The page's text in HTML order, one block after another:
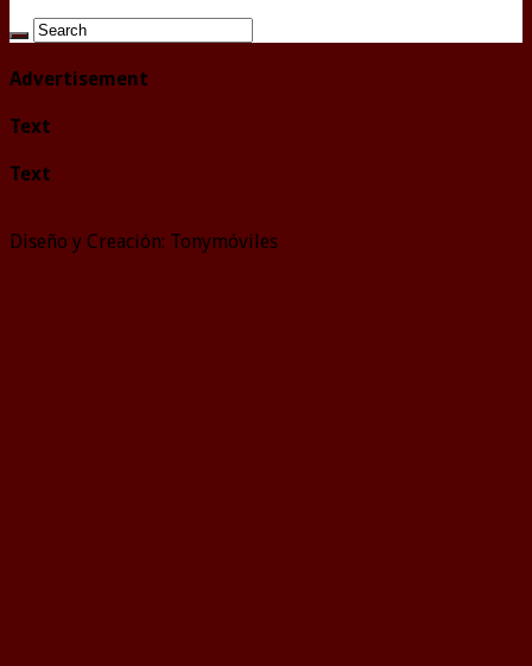
Advertisement
Text
Text
Diseño y Creación: Tonymóviles